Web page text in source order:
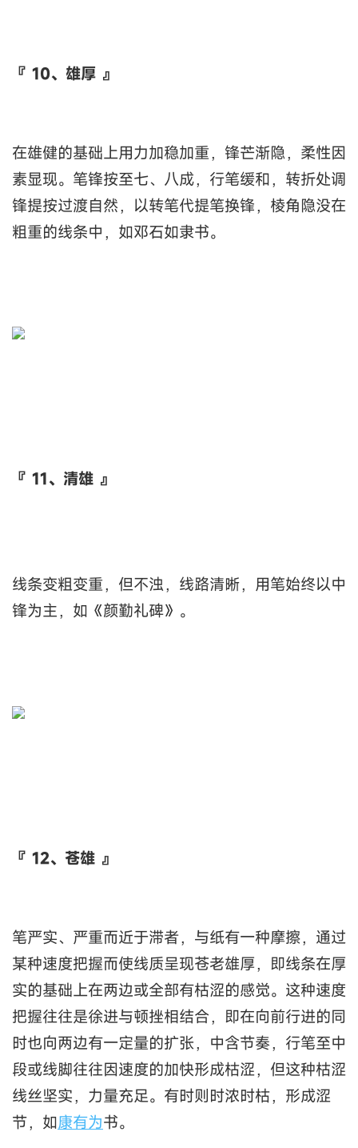
『 10、雄厚 』
在雄健的基础上用力加稳加重，锋芒渐隐，柔性因
素显现。笔锋按至七、八成，行笔缓和，转折处调
锋提按过渡自然，以转笔代提笔换锋，棱角隐没在
粗重的线条中，如邓石如隶书。
『 11、清雄 』
线条变粗变重，但不浊，线路清晰，用笔始终以中
锋为主，如《颜勤礼碑》。
『 12、苍雄 』
笔严实、严重而近于滞者，与纸有一种摩擦，通过
某种速度把握而使线质呈现苍老雄厚，即线条在厚
实的基础上在两边或全部有枯涩的感觉。这种速度
把握往往是徐进与顿挫相结合，即在向前行进的同
时也向两边有一定量的扩张，中含节奏，行笔至中
段或线脚往往因速度的加快形成枯涩，但这种枯涩
线丝坚实，力量充足。有时则时浓时枯，形成涩
节，如康有为书。